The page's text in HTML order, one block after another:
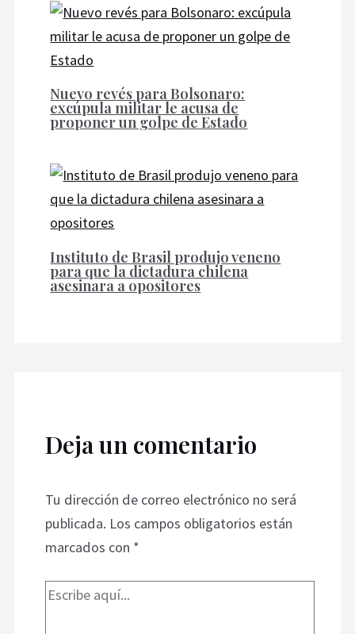
Nuevo revés para Bolsonaro:
excúpula militar le acusa de
proponer un golpe de Estado
Instituto de Brasil produjo veneno
para que la dictadura chilena
asesinara a opositores
Deja un comentario
Tu dirección de correo electrónico no será
publicada. Los campos obligatorios están
marcados con *